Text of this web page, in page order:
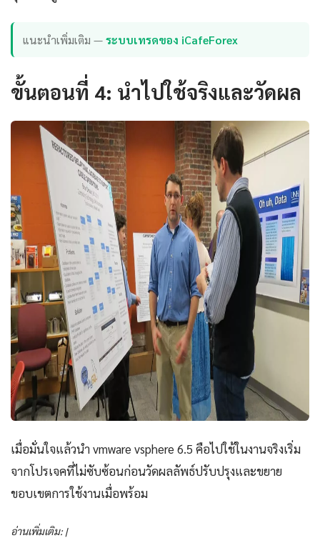
แนะนำเพิ่มเติม —ระบบเทรดของ iCafeForex
ขั้นตอนที่ 4: นำไปใช้จริงและวัดผล
เมื่อมั่นใจแล้วนำ vmware vsphere 6.5 คือไปใช้ในงานจริงเริ่ม
จากโปรเจคที่ไม่ซับซ้อนก่อนวัดผลลัพธ์ปรับปรุงและขยาย
ขอบเขตการใช้งานเมื่อพร้อม
อ่านเพิ่มเติม: |